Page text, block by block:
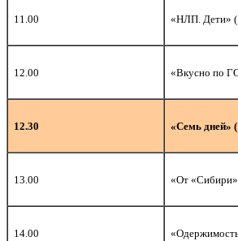
11.00 «НЛП. Дети»
12.00 «Вкусно по
12.30 «Семь дней»
13.00 «От
14.00